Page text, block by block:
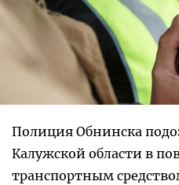
Полиция Обнинска
Калужской области в
транспортным